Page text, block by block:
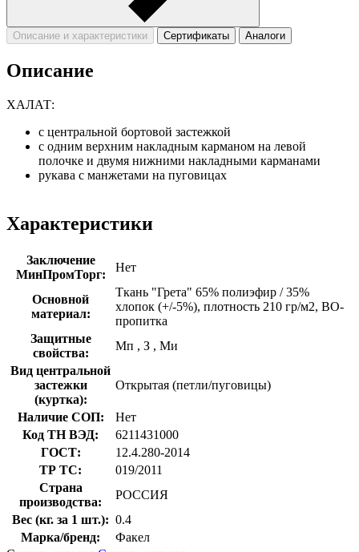
Описание и характеристики Сертификаты Аналоги
Описание
ХАЛАТ:
с центральной бортовой застежкой
с одним верхним накладным карманом на левой
полочке и двумя нижними накладными карманами
рукава с манжетами на пуговицах
Характеристики
Заключение
МинПромТорг:
Нет
Основной
материал:
Ткань "Грета" 65% полиэфир / 35%
хлопок (+/-5%), плотность 210 гр/м2, ВО-
пропитка
Защитные
свойства:
Мп , З , Ми
Вид центральной
застежки
(куртка):
Открытая (петли/пуговицы)
Наличие СОП:
Нет
Код ТН ВЭД:
6211431000
ГОСТ:
12.4.280-2014
ТР ТС:
019/2011
Страна
производства:
РОССИЯ
Вес (кг. за 1 шт.): 0.4
Марка/бренд:
Факел